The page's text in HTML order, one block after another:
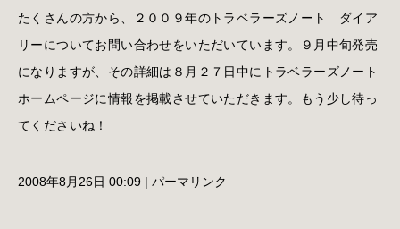
たくさんの方から、２００９年のトラベラーズノート ダイア
リーについてお問い合わせをいただいています。９月中旬発売
になりますが、その詳細は８月２７日中にトラベラーズノート
ホームページに情報を掲載させていただきます。もう少し待っ
てくださいね！
2008年8月26日 00:09 | パーマリンク